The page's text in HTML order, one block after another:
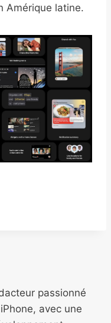
Amérique latine.
passionné
avec une